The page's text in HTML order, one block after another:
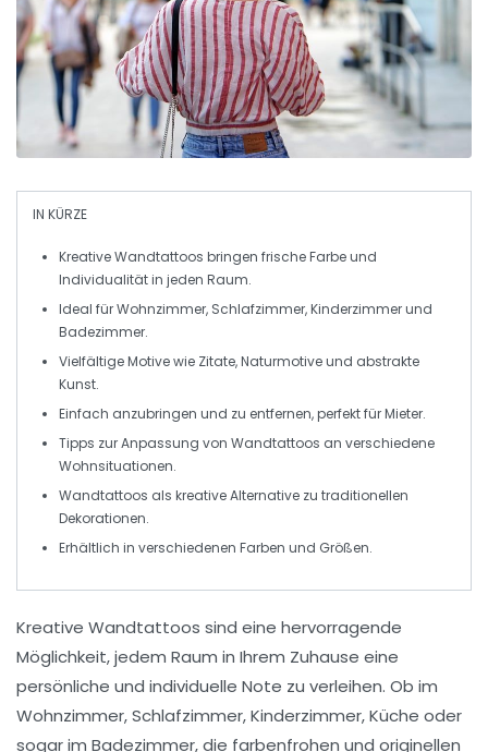
IN KÜRZE
Kreative Wandtattoos bringen frische Farbe und
Individualität in jeden Raum.
Ideal fürWohnzimmer, Schlafzimmer,Kinderzimmerund
Badezimmer.
Vielfältige Motive wie Zitate,Naturmotiveund abstrakte
Kunst.
Einfach anzubringen und zu entfernen, perfekt für Mieter.
Tipps zur Anpassung von Wandtattoos an verschiedene
Wohnsituationen.
Wandtattoos als kreative Alternative zu traditionellen
Dekorationen.
Erhältlich in verschiedenen Farben und Größen.
Kreative Wandtattoos sind eine hervorragende
Möglichkeit, jedem Raum in Ihrem Zuhause eine
persönliche und individuelle Note zu verleihen. Ob im
Wohnzimmer,Schlafzimmer,Kinderzimmer,Küche oder
sogar im Badezimmer, die farbenfrohen und originellen